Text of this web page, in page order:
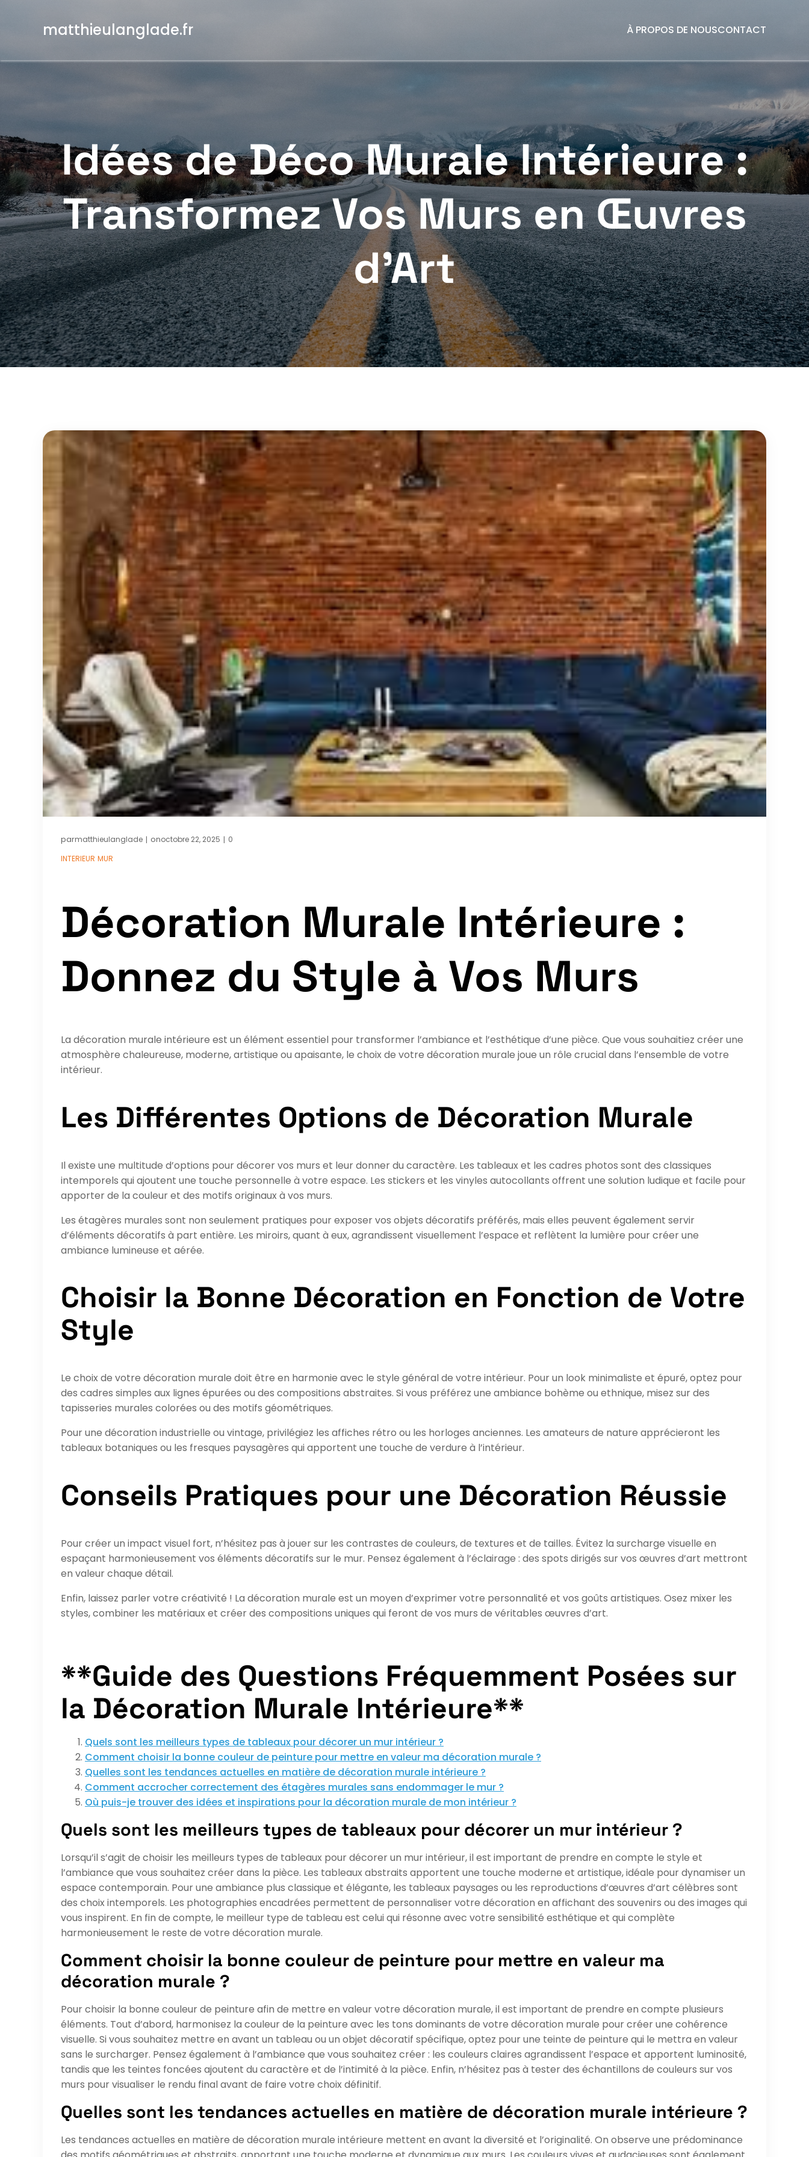
matthieulanglade.fr À PROPOS DE NOUSCONTACT
Idées de Déco Murale Intérieure :
Transformez Vos Murs en Œuvres
d’Art
parmatthieulanglade | onoctobre 22, 2025 | 0
INTERIEUR MUR
Décoration Murale Intérieure :
Donnez du Style à Vos Murs
La décoration murale intérieure est un élément essentiel pour transformer l’ambiance et l’esthétique d’une pièce. Que vous souhaitiez créer une
atmosphère chaleureuse, moderne, artistique ou apaisante, le choix de votre décoration murale joue un rôle crucial dans l’ensemble de votre
intérieur.
Les Différentes Options de Décoration Murale
Il existe une multitude d’options pour décorer vos murs et leur donner du caractère. Les tableaux et les cadres photos sont des classiques
intemporels qui ajoutent une touche personnelle à votre espace. Les stickers et les vinyles autocollants offrent une solution ludique et facile pour
apporter de la couleur et des motifs originaux à vos murs.
Les étagères murales sont non seulement pratiques pour exposer vos objets décoratifs préférés, mais elles peuvent également servir
d’éléments décoratifs à part entière. Les miroirs, quant à eux, agrandissent visuellement l’espace et reflètent la lumière pour créer une
ambiance lumineuse et aérée.
Choisir la Bonne Décoration en Fonction de Votre
Style
Le choix de votre décoration murale doit être en harmonie avec le style général de votre intérieur. Pour un look minimaliste et épuré, optez pour
des cadres simples aux lignes épurées ou des compositions abstraites. Si vous préférez une ambiance bohème ou ethnique, misez sur des
tapisseries murales colorées ou des motifs géométriques.
Pour une décoration industrielle ou vintage, privilégiez les affiches rétro ou les horloges anciennes. Les amateurs de nature apprécieront les
tableaux botaniques ou les fresques paysagères qui apportent une touche de verdure à l’intérieur.
Conseils Pratiques pour une Décoration Réussie
Pour créer un impact visuel fort, n’hésitez pas à jouer sur les contrastes de couleurs, de textures et de tailles. Évitez la surcharge visuelle en
espaçant harmonieusement vos éléments décoratifs sur le mur. Pensez également à l’éclairage : des spots dirigés sur vos œuvres d’art mettront
en valeur chaque détail.
Enfin, laissez parler votre créativité ! La décoration murale est un moyen d’exprimer votre personnalité et vos goûts artistiques. Osez mixer les
styles, combiner les matériaux et créer des compositions uniques qui feront de vos murs de véritables œuvres d’art.
**Guide des Questions Fréquemment Posées sur
la Décoration Murale Intérieure**
Quels sont les meilleurs types de tableaux pour décorer un mur intérieur ?
Comment choisir la bonne couleur de peinture pour mettre en valeur ma décoration murale ?
Quelles sont les tendances actuelles en matière de décoration murale intérieure ?
Comment accrocher correctement des étagères murales sans endommager le mur ?
Où puis-je trouver des idées et inspirations pour la décoration murale de mon intérieur ?
Quels sont les meilleurs types de tableaux pour décorer un mur intérieur ?
Lorsqu’il s’agit de choisir les meilleurs types de tableaux pour décorer un mur intérieur, il est important de prendre en compte le style et
l’ambiance que vous souhaitez créer dans la pièce. Les tableaux abstraits apportent une touche moderne et artistique, idéale pour dynamiser un
espace contemporain. Pour une ambiance plus classique et élégante, les tableaux paysages ou les reproductions d’œuvres d’art célèbres sont
des choix intemporels. Les photographies encadrées permettent de personnaliser votre décoration en affichant des souvenirs ou des images qui
vous inspirent. En fin de compte, le meilleur type de tableau est celui qui résonne avec votre sensibilité esthétique et qui complète
harmonieusement le reste de votre décoration murale.
Comment choisir la bonne couleur de peinture pour mettre en valeur ma
décoration murale ?
Pour choisir la bonne couleur de peinture afin de mettre en valeur votre décoration murale, il est important de prendre en compte plusieurs
éléments. Tout d’abord, harmonisez la couleur de la peinture avec les tons dominants de votre décoration murale pour créer une cohérence
visuelle. Si vous souhaitez mettre en avant un tableau ou un objet décoratif spécifique, optez pour une teinte de peinture qui le mettra en valeur
sans le surcharger. Pensez également à l’ambiance que vous souhaitez créer : les couleurs claires agrandissent l’espace et apportent luminosité,
tandis que les teintes foncées ajoutent du caractère et de l’intimité à la pièce. Enfin, n’hésitez pas à tester des échantillons de couleurs sur vos
murs pour visualiser le rendu final avant de faire votre choix définitif.
Quelles sont les tendances actuelles en matière de décoration murale intérieure ?
Les tendances actuelles en matière de décoration murale intérieure mettent en avant la diversité et l’originalité. On observe une prédominance